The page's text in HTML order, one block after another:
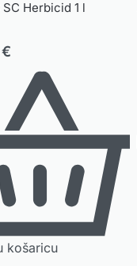
SC Herbicid 1 l
€
košaricu